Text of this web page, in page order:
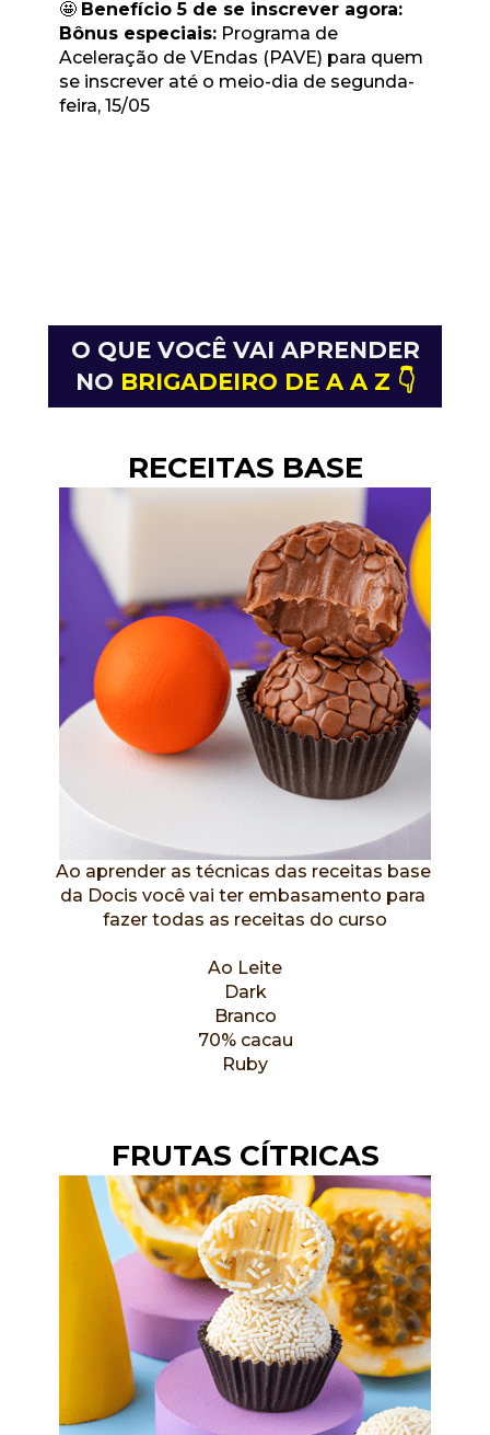
🤩 Benefício 5 de se inscrever agora:
Bônus especiais: Programa de
Aceleração de VEndas (PAVE) para quem
se inscrever até o meio-dia de segunda-
feira, 15/05
O QUE VOCÊ VAI APRENDER
NO BRIGADEIRO DE A A Z 👇
RECEITAS BASE
Ao aprender as técnicas das receitas base
da Docis você vai ter embasamento para
fazer todas as receitas do curso
Ao Leite
Dark
Branco
70% cacau
Ruby
FRUTAS CÍTRICAS